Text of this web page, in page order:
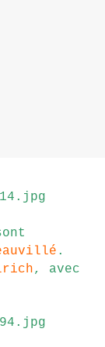
.
, avec